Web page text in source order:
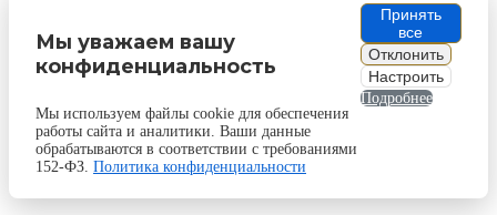
Мы уважаем вашу
конфиденциальность
Мы используем файлы cookie для обеспечения
работы сайта и аналитики. Ваши данные
обрабатываются в соответствии с требованиями
152-ФЗ. Политика конфиденциальности
Принять
все
Отклонить
Настроить
Подробнее